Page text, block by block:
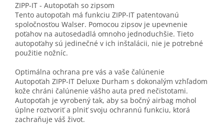
ZIPP-IT - Autopoťah so zipsom
Tento autopoťah má funkciu ZIPP-IT patentovanú
spoločnosťou Walser. Pomocou zipsov je upevnenie
poťahov na autosedadlá omnoho jednoduchšie. Tieto
autopoťahy sú jedinečné v ich inštalácii, nie je potrebné
použitie nožníc.
Optimálna ochrana pre vás a vaše čalúnenie
Autopoťah ZIPP-IT Deluxe Durham s dokonalým vzhľadom
kože chráni čalúnenie vášho auta pred nečistotami.
Autopoťah je vyrobený tak, aby sa bočný airbag mohol
úplne roztvoriť a plniť svoju ochrannú funkciu, ktorá
zachraňuje váš život.